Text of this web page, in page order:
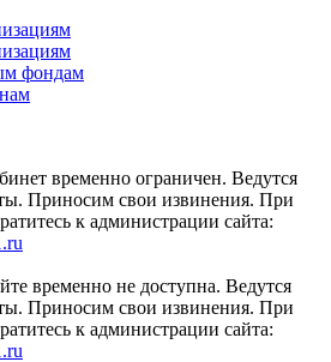
фондам
временно ограничен. Ведутся
Приносим свои извинения. При
к администрации сайта:
временно не доступна. Ведутся
Приносим свои извинения. При
к администрации сайта: